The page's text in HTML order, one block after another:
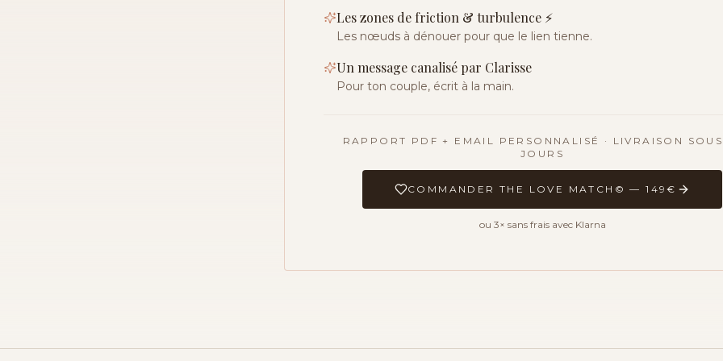
Les zones de friction & turbulence ⚡
Les nœuds à dénouer pour que le lien tienne.
Un message canalisé par Clarisse
Pour ton couple, écrit à la main.
RAPPORT PDF + EMAIL PERSONNALISÉ · LIVRAISON
JOURS
COMMANDER THE LOVE MATCH© — 149€
ou 3× sans frais avec Klarna